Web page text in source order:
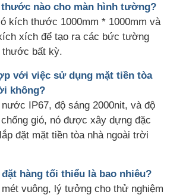
nào cho màn hình tường?
kích thước 1000mm * 1000mm và
xích để tạo ra các bức tường
bất kỳ.
với việc sử dụng mặt tiền tòa
không?
IP67, độ sáng 2000nit, và độ
gió, nó được xây dựng đặc
đặt mặt tiền tòa nhà ngoài trời
hàng tối thiểu là bao nhiêu?
vuông, lý tưởng cho thử nghiệm